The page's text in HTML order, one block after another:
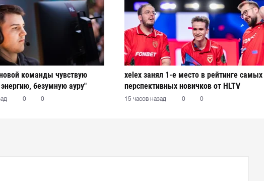
команды чувствую
безумную ауру"
0 0
xelex⁠ занял 1-е место в рейтинге самых
перспективных новичков от HLTV
15 часов назад 0 0